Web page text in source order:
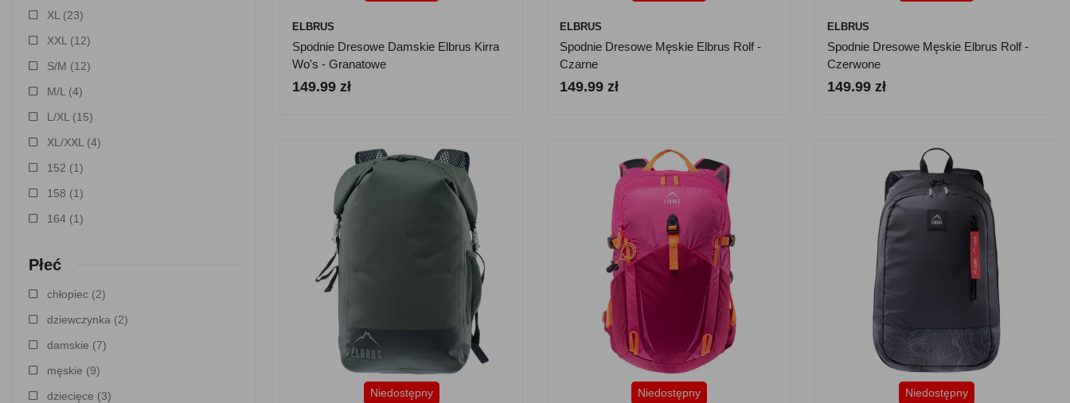
XL (23)
XXL (12)
S/M (12)
M/L (4)
L/XL (15)
XL/XXL (4)
152 (1)
158 (1)
164 (1)
Płeć
chłopiec (2)
dziewczynka (2)
damskie (7)
męskie (9)
dziecięce (3)
ELBRUS
Spodnie Dresowe Damskie Elbrus Kirra
Wo's - Granatowe
149.99 zł
ELBRUS
Spodnie Dresowe Męskie Elbrus Rolf -
Czarne
149.99 zł
ELBRUS
Spodnie Dresowe Męskie Elbrus Rolf -
Czerwone
149.99 zł
Niedostępny Niedostępny Niedostępny